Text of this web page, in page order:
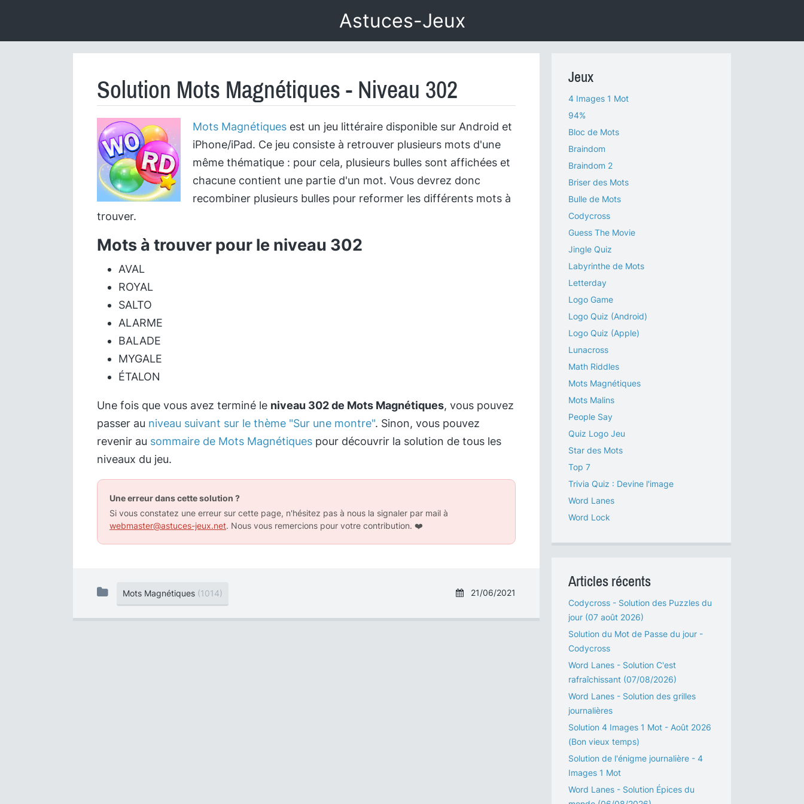
Astuces-Jeux
Solution Mots Magnétiques - Niveau 302
Mots Magnétiques est un jeu littéraire disponible sur Android et
iPhone/iPad. Ce jeu consiste à retrouver plusieurs mots d'une
même thématique : pour cela, plusieurs bulles sont affichées et
chacune contient une partie d'un mot. Vous devrez donc
recombiner plusieurs bulles pour reformer les différents mots à
trouver.
Mots à trouver pour le niveau 302
AVAL
ROYAL
SALTO
ALARME
BALADE
MYGALE
ÉTALON
Une fois que vous avez terminé le niveau 302 de Mots Magnétiques, vous pouvez
passer au niveau suivant sur le thème "Sur une montre". Sinon, vous pouvez
revenir au sommaire de Mots Magnétiques pour découvrir la solution de tous les
niveaux du jeu.
Une erreur dans cette solution ?
Si vous constatez une erreur sur cette page, n'hésitez pas à nous la signaler par mail à
webmaster@astuces-jeux.net. Nous vous remercions pour votre contribution. ❤️
21/06/2021
Mots Magnétiques (1014)
Jeux
4 Images 1 Mot
94%
Bloc de Mots
Braindom
Braindom 2
Briser des Mots
Bulle de Mots
Codycross
Guess The Movie
Jingle Quiz
Labyrinthe de Mots
Letterday
Logo Game
Logo Quiz (Android)
Logo Quiz (Apple)
Lunacross
Math Riddles
Mots Magnétiques
Mots Malins
People Say
Quiz Logo Jeu
Star des Mots
Top 7
Trivia Quiz : Devine l'image
Word Lanes
Word Lock
Articles récents
Codycross - Solution des Puzzles du
jour (07 août 2026)
Solution du Mot de Passe du jour -
Codycross
Word Lanes - Solution C'est
rafraîchissant (07/08/2026)
Word Lanes - Solution des grilles
journalières
Solution 4 Images 1 Mot - Août 2026
(Bon vieux temps)
Solution de l'énigme journalière - 4
Images 1 Mot
Word Lanes - Solution Épices du